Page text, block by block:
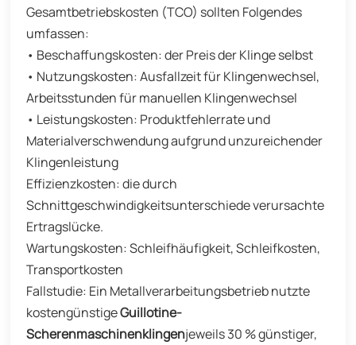
Gesamtbetriebskosten (TCO) sollten Folgendes
umfassen:
• Beschaffungskosten: der Preis der Klinge selbst
• Nutzungskosten: Ausfallzeit für Klingenwechsel,
Arbeitsstunden für manuellen Klingenwechsel
• Leistungskosten: Produktfehlerrate und
Materialverschwendung aufgrund unzureichender
Klingenleistung
Effizienzkosten: die durch
Schnittgeschwindigkeitsunterschiede verursachte
Ertragslücke.
Wartungskosten: Schleifhäufigkeit, Schleifkosten,
Transportkosten
Fallstudie: Ein Metallverarbeitungsbetrieb nutzte
kostengünstigeGuillotine-
Scherenmaschinenklingenjeweils 30 % günstiger,